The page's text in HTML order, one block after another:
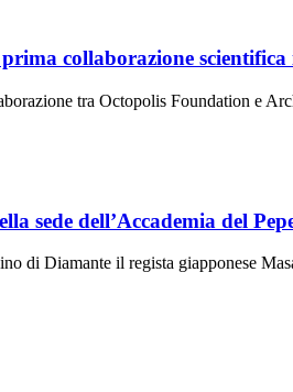
collaborazione
tra Octopolis Foundation e
sede dell’Accademia del
di Diamante il regista giapponese